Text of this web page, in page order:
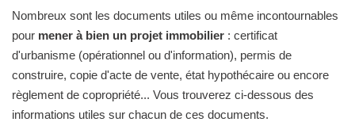
Nombreux sont les documents utiles ou même incontournables
pour mener à bien un projet immobilier : certificat
d'urbanisme (opérationnel ou d'information), permis de
construire, copie d'acte de vente, état hypothécaire ou encore
règlement de copropriété... Vous trouverez ci-dessous des
informations utiles sur chacun de ces documents.